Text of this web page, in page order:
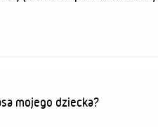
mojego dziecka?